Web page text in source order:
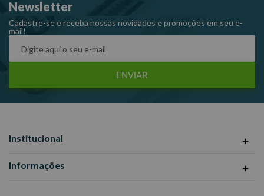
Newsletter
Cadastre-se e receba nossas novidades e promoções em seu e-
mail!
ENVIAR
Institucional
Informações